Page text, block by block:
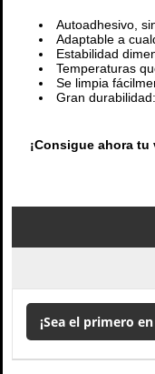
Autoadhesivo,
Adaptable a
Estabilidad
Temperaturas
Se limpia
Gran
¡Consigue ahora
¡Sea el primero